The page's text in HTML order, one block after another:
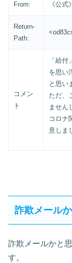
From: 《公
Return-
Path:
コメン
ト
「給
を思い
と思い
ただ、
ません
コロナ
意しま
詐欺メール
詐欺メールかと
す。